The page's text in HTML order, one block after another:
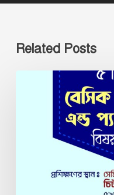
Related Posts